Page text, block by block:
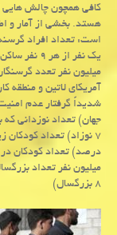
كافی همچون چالش هایی
هستد. بخشی از آمار و
۸ بزرگسال)